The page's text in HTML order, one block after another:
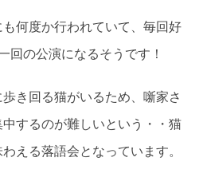
何度か行われていて、毎回好
回の公演になるそうです！
き回る猫がいるため、噺家さ
するのが難しいという・・猫
える落語会となっています。